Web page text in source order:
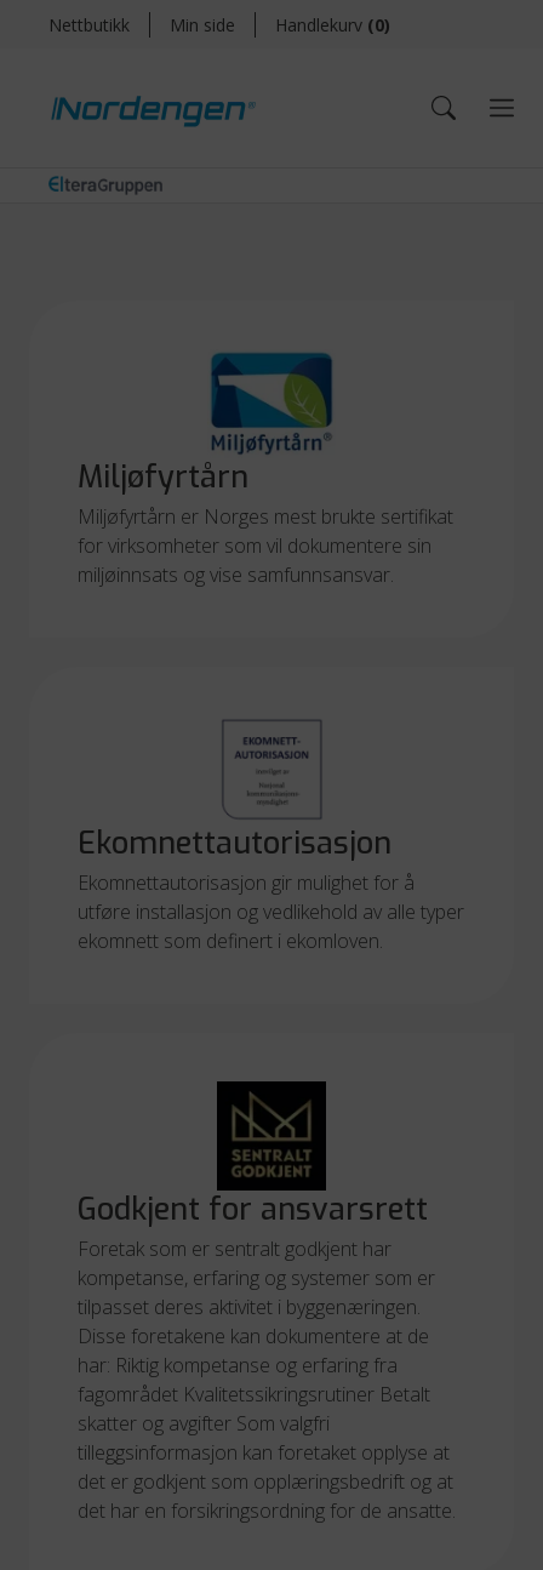
Nettbutikk Min side Handlekurv (0)
Miljøfyrtårn
Miljøfyrtårn er Norges mest brukte sertifikat
for virksomheter som vil dokumentere sin
miljøinnsats og vise samfunnsansvar.
Ekomnettautorisasjon
Ekomnettautorisasjon gir mulighet for å
utføre installasjon og vedlikehold av alle typer
ekomnett som definert i ekomloven.
Godkjent for ansvarsrett
Foretak som er sentralt godkjent har
kompetanse, erfaring og systemer som er
tilpasset deres aktivitet i byggenæringen.
Disse foretakene kan dokumentere at de
har: Riktig kompetanse og erfaring fra
fagområdet Kvalitetssikringsrutiner Betalt
skatter og avgifter Som valgfri
tilleggsinformasjon kan foretaket opplyse at
det er godkjent som opplæringsbedrift og at
det har en forsikringsordning for de ansatte.